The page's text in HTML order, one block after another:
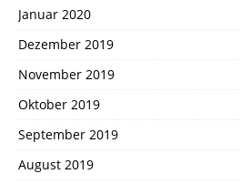
Januar 2020
Dezember 2019
November 2019
Oktober 2019
September 2019
August 2019